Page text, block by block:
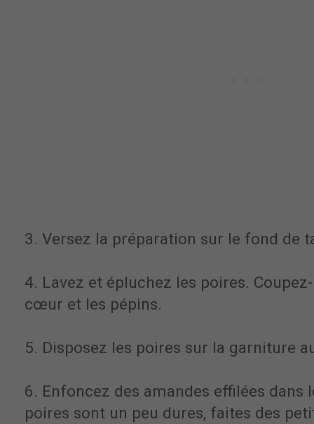
3. Versez la préparation sur le fond de
4. Lavez et épluchez les poires.
cœur et les pépins.
5. Disposez les poires sur la garniture
6. Enfoncez des amandes effilées dans
poires sont un peu dures, faites des